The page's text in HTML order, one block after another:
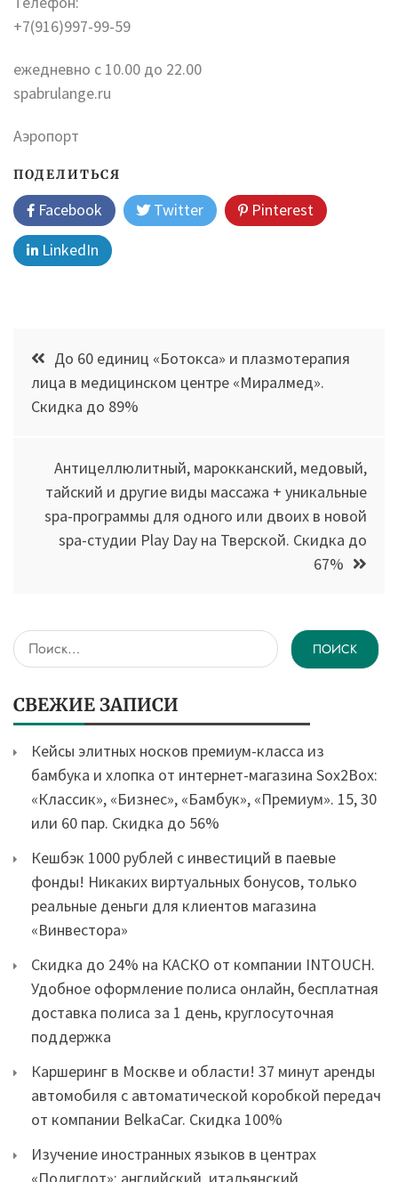
+7(916)997-99-59
ежедневно с 10.00 до 22.00
spabrulange.ru
Аэропорт
ПОДЕЛИТЬСЯ
Facebook Twitter
Pinterest
LinkedIn
Навигация
по
записям
До 60 единиц «Ботокса» и плазмотерапия
лица в медицинском центре «Миралмед».
Скидка до 89%
Антицеллюлитный, марокканский, медовый,
тайский и другие виды массажа + уникальные
spa-программы для одного или двоих в новой
spa-студии Play Day на Тверской. Скидка до
67%
Найти:
СВЕЖИЕ ЗАПИСИ
Кейсы элитных носков премиум-класса из
бамбука и хлопка от интернет-магазина Sox2Box:
«Классик», «Бизнес», «Бамбук», «Премиум». 15, 30
или 60 пар. Скидка до 56%
Кешбэк 1000 рублей с инвестиций в паевые
фонды! Никаких виртуальных бонусов, только
реальные деньги для клиентов магазина
«Винвестора»
Скидка до 24% на КАСКО от компании INTOUCH.
Удобное оформление полиса онлайн, бесплатная
доставка полиса за 1 день, круглосуточная
поддержка
Каршеринг в Москве и области! 37 минут аренды
автомобиля с автоматической коробкой передач
от компании BelkaCar. Скидка 100%
Изучение иностранных языков в центрах